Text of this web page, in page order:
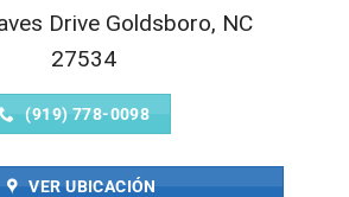
Drive Goldsboro, NC
27534
(919) 778-0098
VER UBICACIÓN